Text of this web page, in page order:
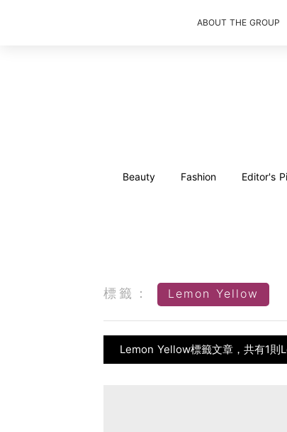
ABOUT THE GROUP
Beauty Fashion Editor's
標籤： Lemon Yellow
Lemon Yellow標籤文章，共有1則